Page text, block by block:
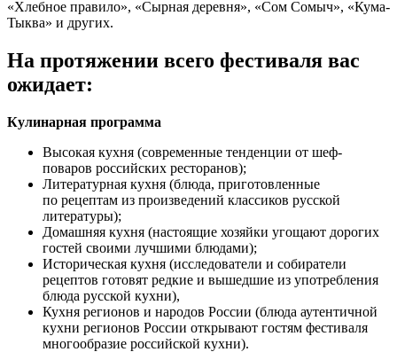
«Хлебное правило», «Сырная деревня», «Сом Сомыч», «Кума-
Тыква» и других.
На протяжении всего фестиваля вас
ожидает:
Кулинарная программа
Высокая кухня (современные тенденции от шеф-
поваров российских ресторанов);
Литературная кухня (блюда, приготовленные
по рецептам из произведений классиков русской
литературы);
Домашняя кухня (настоящие хозяйки угощают дорогих
гостей своими лучшими блюдами);
Историческая кухня (исследователи и собиратели
рецептов готовят редкие и вышедшие из употребления
блюда русской кухни),
Кухня регионов и народов России (блюда аутентичной
кухни регионов России открывают гостям фестиваля
многообразие российской кухни).